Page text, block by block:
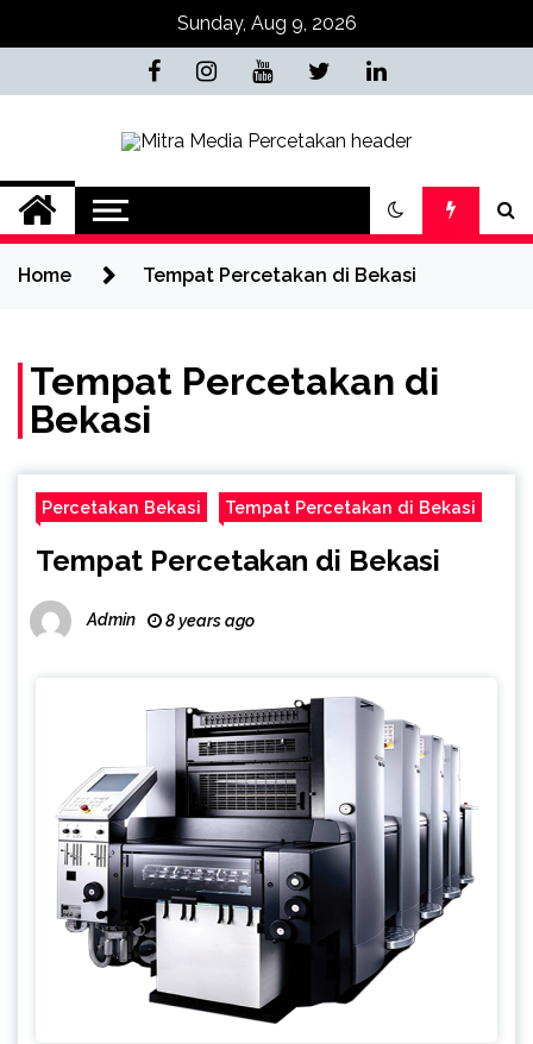
Sunday, Aug 9, 2026
Mitra Media
Percetakan Bekasi
0813-1670-6191 (Call/WA) Perusahaan
Tempat Alamat Jasa Pusat Percetakan
Bekasi Barat Timur Utara Selatan
Murah 24 Jam
Home Tempat Percetakan di Bekasi
Tempat Percetakan di
Bekasi
Percetakan Bekasi Tempat Percetakan di Bekasi
Tempat Percetakan di Bekasi
Admin 8 years ago